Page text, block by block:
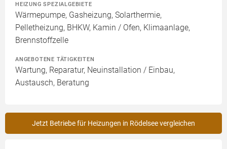
HEIZUNG SPEZIALGEBIETE
Wärmepumpe, Gasheizung, Solarthermie,
Pelletheizung, BHKW, Kamin / Ofen, Klimaanlage,
Brennstoffzelle
ANGEBOTENE TÄTIGKEITEN
Wartung, Reparatur, Neuinstallation / Einbau,
Austausch, Beratung
Jetzt Betriebe für Heizungen in Rödelsee vergleichen